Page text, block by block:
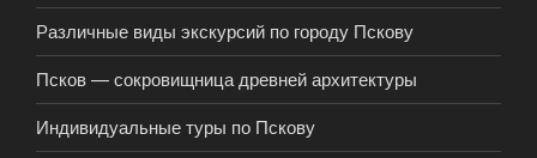
Различные виды экскурсий по городу Пскову
Псков — сокровищница древней архитектуры
Индивидуальные туры по Пскову